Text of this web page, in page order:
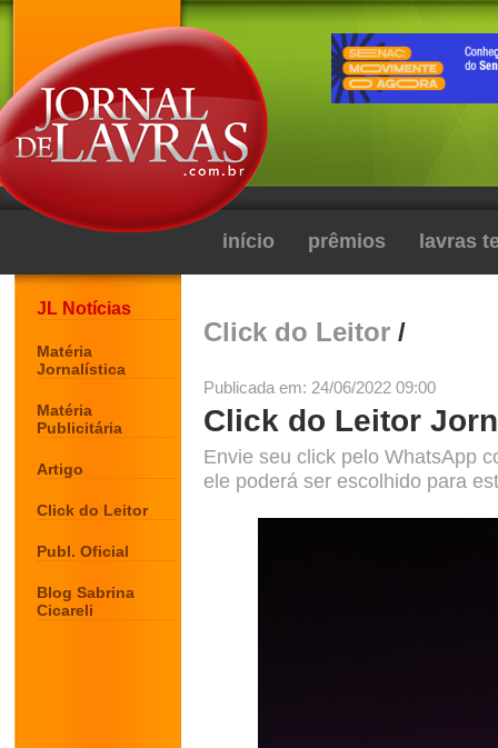
início prêmios lavras
JL Notícias
Matéria
Jornalística
Matéria
Publicitária
Artigo
Click do Leitor
Publ. Oficial
Blog Sabrina
Cicareli
Click do Leitor /
Publicada em: 24/06/2022 09:00
Click do Leitor
Envie seu click pelo WhatsApp
ele poderá ser escolhido para